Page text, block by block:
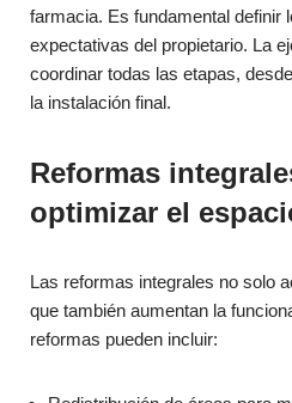
farmacia. Es fundamental definir
expectativas del propietario. La
coordinar todas las etapas,
la instalación final.
Reformas
optimizar el
Las reformas integrales no solo
que también aumentan la
reformas pueden incluir: